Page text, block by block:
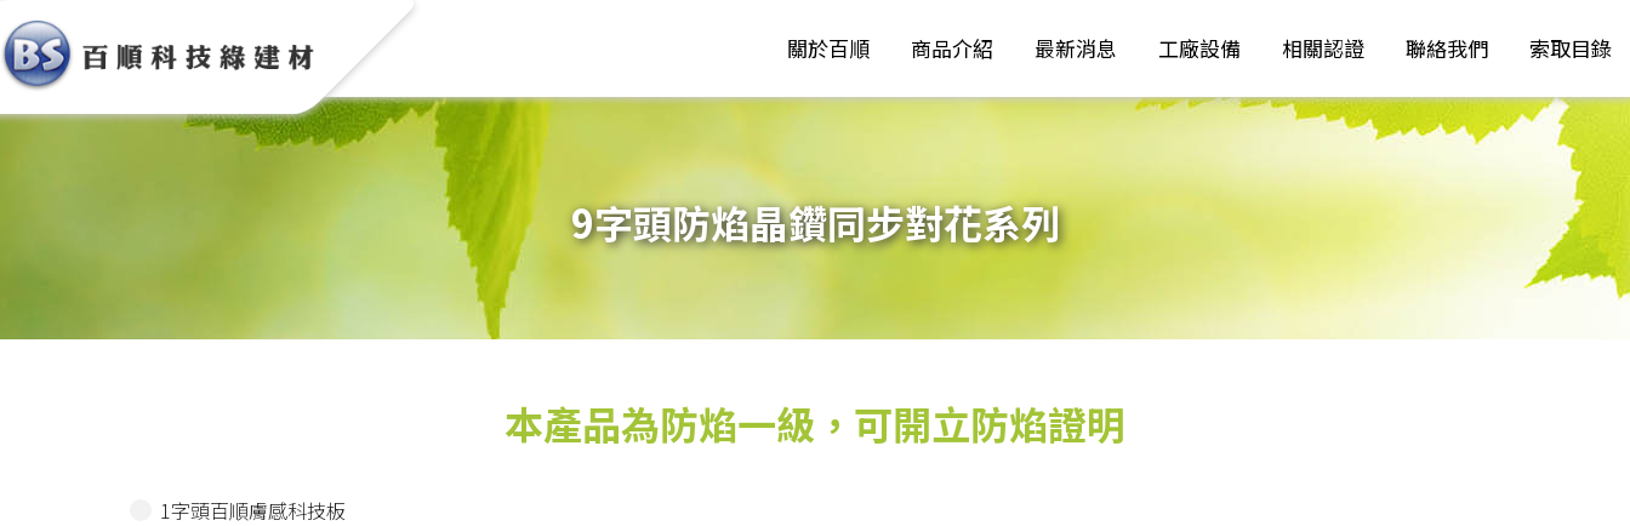
關於百順 商品介紹 最新消息 工廠設備 相關認證 聯絡我們 索取目錄
9字頭防焰晶鑽同步對花系列
1字頭百順膚感科技板